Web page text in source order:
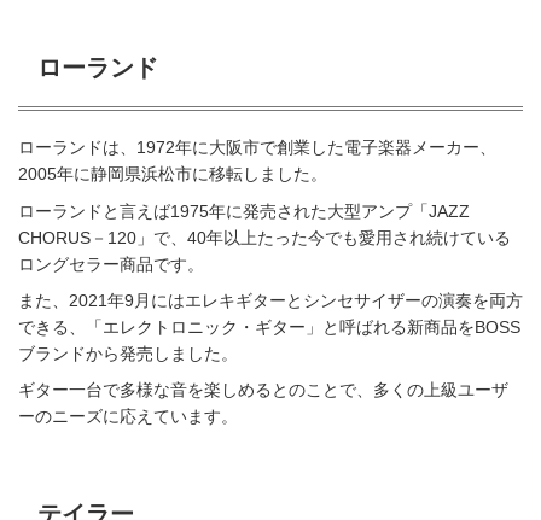
ローランド
ローランドは、1972年に大阪市で創業した電子楽器メーカー、
2005年に静岡県浜松市に移転しました。
ローランドと言えば1975年に発売された大型アンプ「JAZZ
CHORUS－120」で、40年以上たった今でも愛用され続けている
ロングセラー商品です。
また、2021年9月にはエレキギターとシンセサイザーの演奏を両方
できる、「エレクトロニック・ギター」と呼ばれる新商品をBOSS
ブランドから発売しました。
ギター一台で多様な音を楽しめるとのことで、多くの上級ユーザ
ーのニーズに応えています。
テイラー